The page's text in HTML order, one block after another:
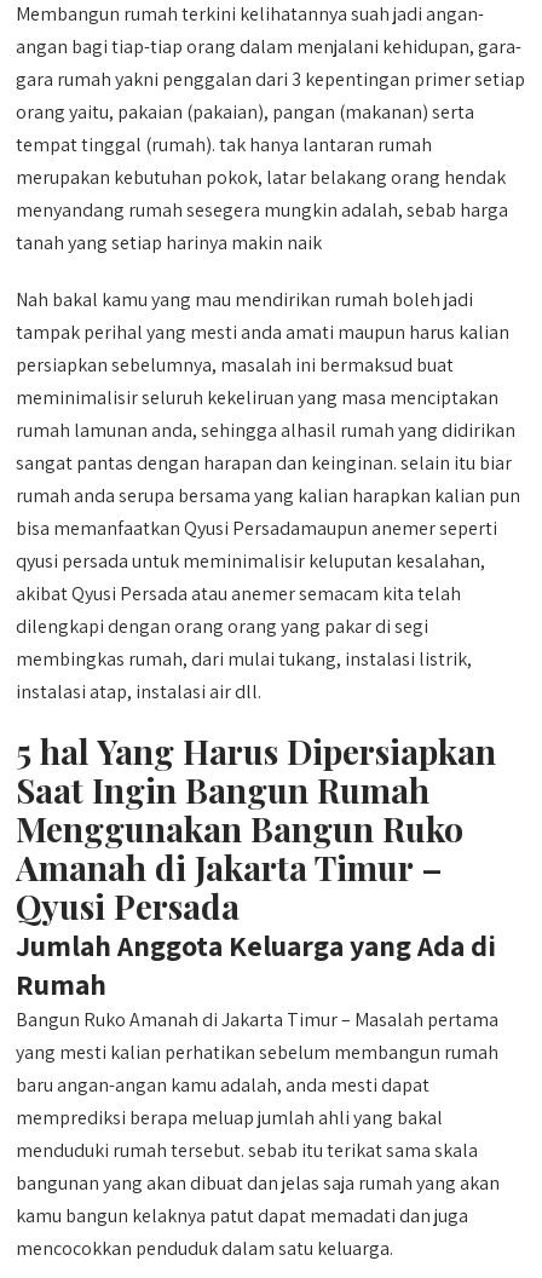
Membangun rumah terkini kelihatannya suah jadi angan-
angan bagi tiap-tiap orang dalam menjalani kehidupan, gara-
gara rumah yakni penggalan dari 3 kepentingan primer setiap
orang yaitu, pakaian (pakaian), pangan (makanan) serta
tempat tinggal (rumah). tak hanya lantaran rumah
merupakan kebutuhan pokok, latar belakang orang hendak
menyandang rumah sesegera mungkin adalah, sebab harga
tanah yang setiap harinya makin naik
Nah bakal kamu yang mau mendirikan rumah boleh jadi
tampak perihal yang mesti anda amati maupun harus kalian
persiapkan sebelumnya, masalah ini bermaksud buat
meminimalisir seluruh kekeliruan yang masa menciptakan
rumah lamunan anda, sehingga alhasil rumah yang didirikan
sangat pantas dengan harapan dan keinginan. selain itu biar
rumah anda serupa bersama yang kalian harapkan kalian pun
bisa memanfaatkan Qyusi Persadamaupun anemer seperti
qyusi persada untuk meminimalisir keluputan kesalahan,
akibat Qyusi Persada atau anemer semacam kita telah
dilengkapi dengan orang orang yang pakar di segi
membingkas rumah, dari mulai tukang, instalasi listrik,
instalasi atap, instalasi air dll.
5 hal Yang Harus Dipersiapkan
Saat Ingin Bangun Rumah
Menggunakan Bangun Ruko
Amanah di Jakarta Timur –
Qyusi Persada
Jumlah Anggota Keluarga yang Ada di
Rumah
Bangun Ruko Amanah di Jakarta Timur – Masalah pertama
yang mesti kalian perhatikan sebelum membangun rumah
baru angan-angan kamu adalah, anda mesti dapat
memprediksi berapa meluap jumlah ahli yang bakal
menduduki rumah tersebut. sebab itu terikat sama skala
bangunan yang akan dibuat dan jelas saja rumah yang akan
kamu bangun kelaknya patut dapat memadati dan juga
mencocokkan penduduk dalam satu keluarga.